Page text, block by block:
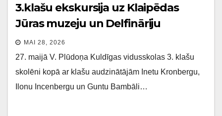
3.klašu ekskursija uz Klaipēdas
Jūras muzeju un Delfināriju
MAI 28, 2026
27. maijā V. Plūdoņa Kuldīgas vidusskolas 3. klašu
skolēni kopā ar klašu audzinātājām Inetu Kronbergu,
Ilonu Incenbergu un Guntu Bambāli…